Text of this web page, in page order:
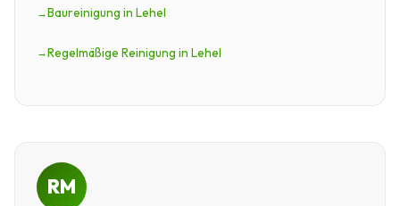
Baureinigung in Lehel
Regelmäßige Reinigung in Lehel
RM